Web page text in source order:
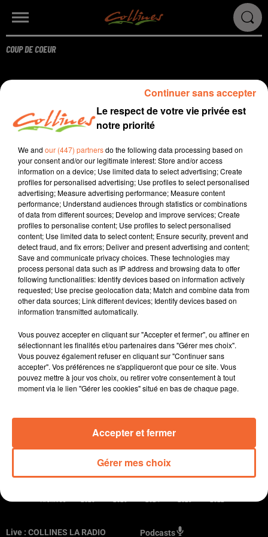
Live : COLLINES LA RADIO Podcasts
COUP DE COEUR
THE SNUTS -
RADIO PODCASTS JEUX MUSIQUE
SPORT CINÉMA CONTACT
Mentions légales
Politique de confidentialité
Le respect de votre vie privée est
notre priorité
We and our (447) partnersdo the following data processing based on
your consent and/or our legitimate interest: Store and/or access
information on a device; Use limited data to select advertising; Create
profiles for personalised advertising; Use profiles to select personalised
advertising; Measure advertising performance; Measure content
performance; Understand audiences through statistics or combinations
of data from different sources; Develop and improve services; Create
profiles to personalise content; Use profiles to select personalised
content; Use limited data to select content; Ensure security, prevent and
detect fraud, and fix errors; Deliver and present advertising and content;
Save and communicate privacy choices. These technologies may
process personal data such as IP address and browsing data to offer
following functionalities: Identify devices based on information actively
requested; Use precise geolocation data; Match and combine data from
other data sources; Link different devices; Identify devices based on
information transmitted automatically.
Vous pouvez accepter en cliquant sur "Accepter et fermer", ou affiner en
sélectionnant les finalités et/ou partenaires dans "Gérer mes choix".
Vous pouvez également refuser en cliquant sur "Continuer sans
accepter". Vos préférences ne s'appliqueront que pour ce site. Vous
pouvez mettre à jour vos choix, ou retirer votre consentement à tout
moment via le lien "Gérer les cookies" situé en bas de chaque page.
Gérer mes choix
Accepter et fermer
Continuer sans accepter